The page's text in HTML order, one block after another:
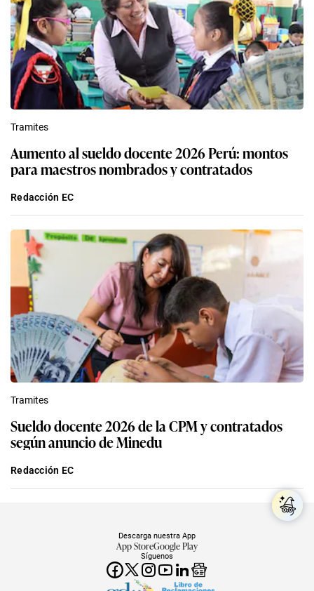
Tramites
Aumento al sueldo docente 2026 Perú: montos
para maestros nombrados y contratados
Redacción EC
Tramites
Sueldo docente 2026 de la CPM y contratados
según anuncio de Minedu
Redacción EC
Síguenos
Descarga nuestra App
App StoreGoogle Play